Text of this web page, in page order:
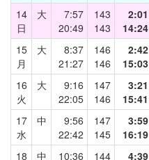
14
日
大
7:57
20:49
143
143
2:01
14:24
15
月
大
8:37
21:27
146
146
2:42
15:03
16
火
大
9:16
22:05
147
146
3:21
15:41
17
水
中
9:56
22:42
147
145
3:59
16:19
18 中 10:36 144 4:39